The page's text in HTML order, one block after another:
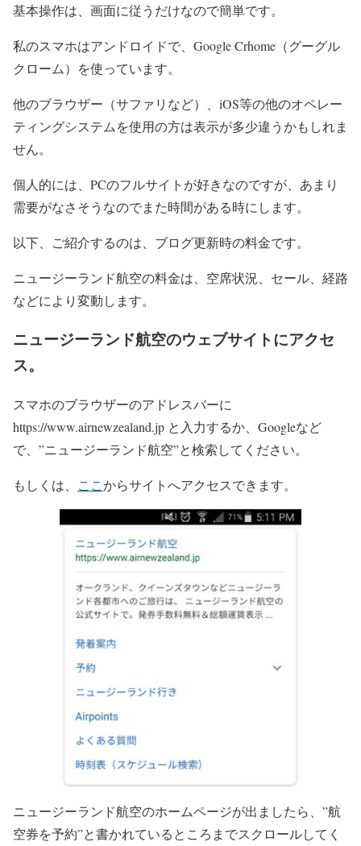
基本操作は、画面に従うだけなので簡単です。
私のスマホはアンドロイドで、Google Crhome（グーグル
クローム）を使っています。
他のブラウザー（サファリなど）、iOS等の他のオペレー
ティングシステムを使用の方は表示が多少違うかもしれま
せん。
個人的には、PCのフルサイトが好きなのですが、あまり
需要がなさそうなのでまた時間がある時にします。
以下、ご紹介するのは、ブログ更新時の料金です。
ニュージーランド航空の料金は、空席状況、セール、経路
などにより変動します。
ニュージーランド航空のウェブサイトにアクセ
ス。
スマホのブラウザーのアドレスバーに
https://www.airnewzealand.jp と入力するか、Googleなど
で、”ニュージーランド航空”と検索してください。
もしくは、 ここからサイトへアクセスできます。
ニュージーランド航空のホームページが出ましたら、”航
空券を予約”と書かれているところまでスクロールしてく